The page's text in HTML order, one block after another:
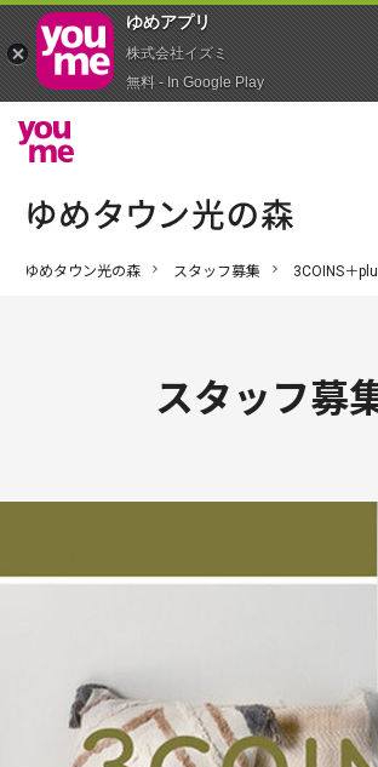
ゆめタウン光の森 スタッフ募集 3COINS＋
スタッフ募
ゆめアプ‪リ‬
株式会社イズミ
無料 - In Google Play